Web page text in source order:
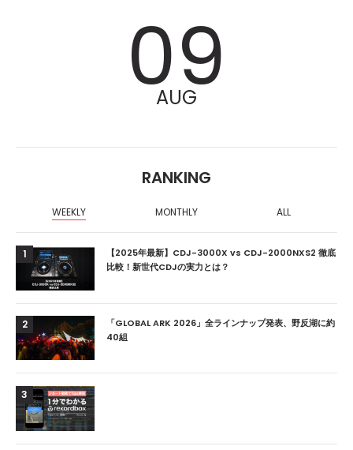
09
AUG
RANKING
WEEKLY MONTHLY ALL
1
【2025年最新】CDJ-3000X vs CDJ-2000NXS2 徹底
比較！新世代CDJの実力とは？
2
「GLOBAL ARK 2026」全ラインナップ発表、野反湖に約
40組
3